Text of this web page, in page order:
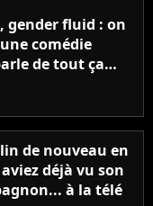
gender fluid : on
comédie
de tout ça
ringarde
de nouveau en
déjà vu son
à la télé